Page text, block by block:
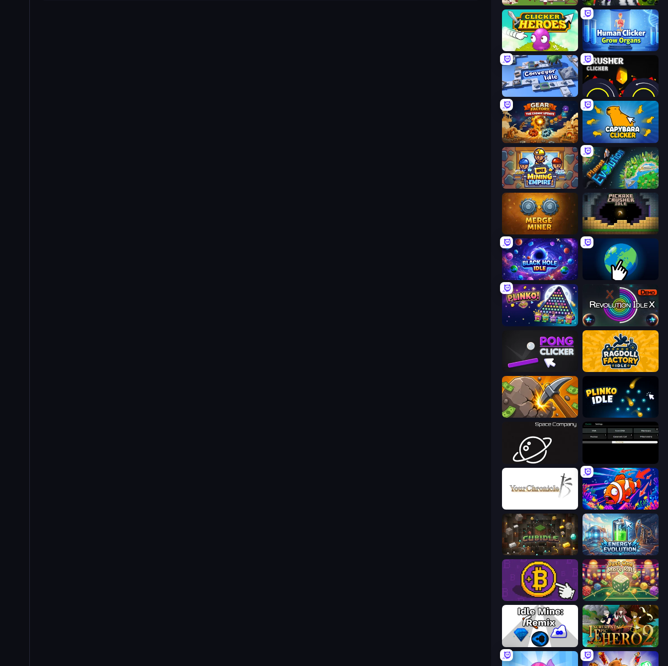
Babel Tower Drift Tycoon
Clicker Heroes Human Clicker: Grow Organs
Conveyor Idle Crusher Clicker
Gear Factory Capybara Clicker
Idle Mining Empire Planet Evolution: Idle Clicker
Merge Miner Pickaxe Crusher Idle
Black Hole Idle Planet Clicker 2
PLINKO! Revolution Idle X
Pong Clicker Ragdoll Factory Idle
Mine Clicker Plinko Idle
Space Company
Fish Catch Idle
Cubidle Energy Evolution
Money Maker Just One More Roll
Idle Mine: Remix Incremental Epic Hero 2